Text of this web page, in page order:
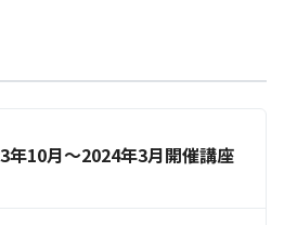
年10月～2024年3月開催講座